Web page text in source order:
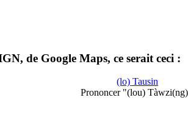
de Google Maps, ce serait ceci :
(lo) Tausin
Prononcer "(lou)